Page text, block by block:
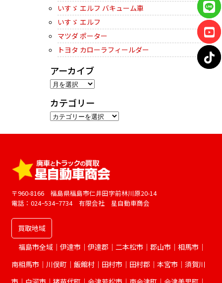
いすゞ エルフ バキューム車
いすゞ エルフ
マツダ ポーター
トヨタ カローラフィールダー
アーカイブ
ア
カ
イ
ブ
カテゴリー
カ
ー
〒960-8166 福島県福島市仁井田字前林川原20-14
電話：024−534−7734 有限会社 星自動車商会
買取地域
福島市全域｜伊達市｜伊達郡｜二本松市｜郡山市｜相馬市｜
南相馬市｜川俣町｜飯館村｜田村市｜田村郡｜本宮市｜須賀川